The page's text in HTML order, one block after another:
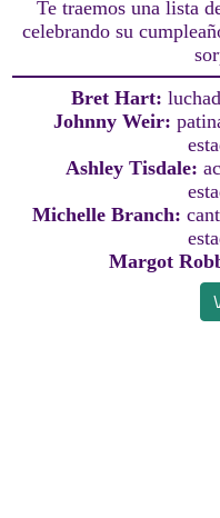
Te traemos una lista
celebrando su
Bret Hart:
Johnny Weir:
Ashley Tisdale:
Michelle Branch:
Margot